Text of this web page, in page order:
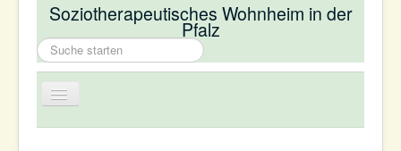
Soziotherapeutisches Wohnheim in der
Pfalz
Suchen
...
Navigation
an/aus